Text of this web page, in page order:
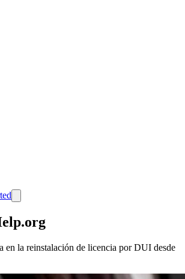
en la reinstalación de licencia por DUI desde